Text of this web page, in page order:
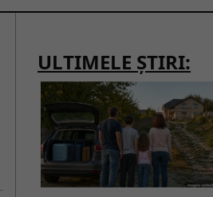
ULTIMELE ȘTIRI: